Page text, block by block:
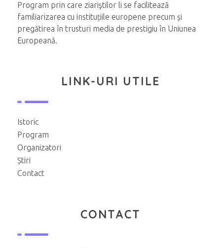
Program prin care ziariştilor li se facilitează
familiarizarea cu instituțiile europene precum și
pregătirea în trusturi media de prestigiu în Uniunea
Europeană.
LINK-URI UTILE
Istoric
Program
Organizatori
Știri
Contact
CONTACT